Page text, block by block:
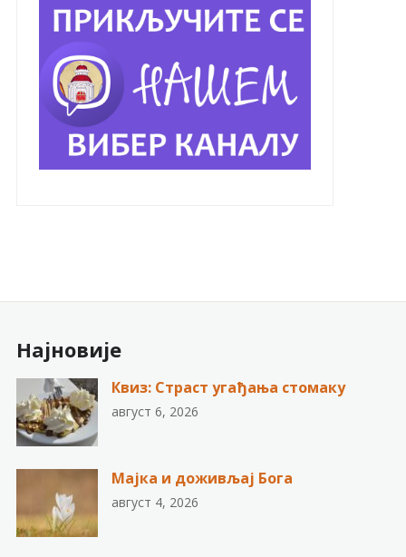
Најновије
Квиз: Страст угађања стомаку
август 6, 2026
Мајка и доживљај Бога
август 4, 2026